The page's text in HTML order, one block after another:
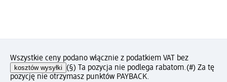
Wszystkie ceny podano włącznie z podatkiem VAT bez
kosztów wysyłki (§) Ta pozycja nie podlega rabatom.(#) Za tę
pozycję nie otrzymasz punktów PAYBACK.